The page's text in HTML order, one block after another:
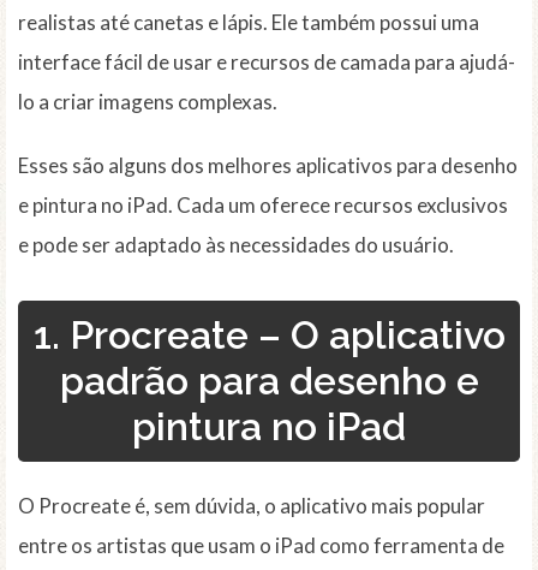
realistas até canetas e lápis. Ele também possui uma
interface fácil de usar e recursos de camada para ajudá-
lo a criar imagens complexas.
Esses são alguns dos melhores aplicativos para desenho
e pintura no iPad. Cada um oferece recursos exclusivos
e pode ser adaptado às necessidades do usuário.
1. Procreate – O aplicativo
padrão para desenho e
pintura no iPad
O Procreate é, sem dúvida, o aplicativo mais popular
entre os artistas que usam o iPad como ferramenta de